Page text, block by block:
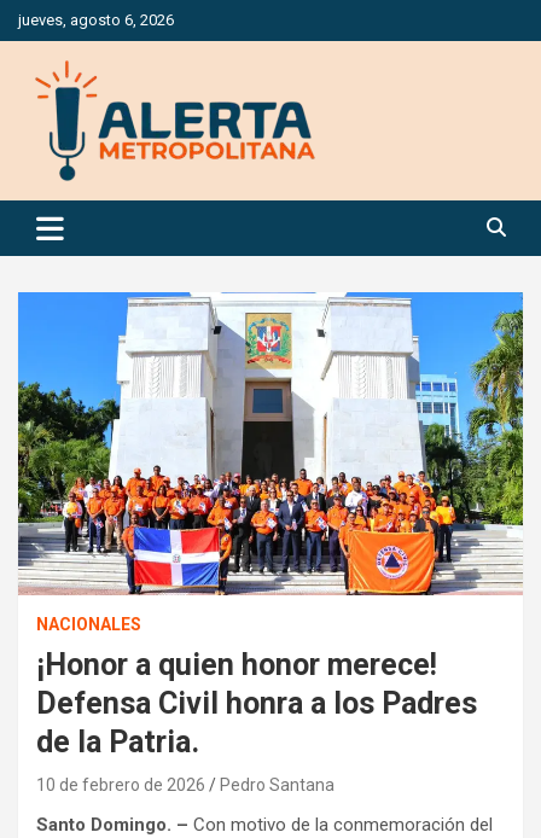
Saltar
al
contenido
jueves, agosto 6, 2026
Alerta Metropolitana
NACIONALES
¡Honor a quien honor merece!
Defensa Civil honra a los Padres
de la Patria.
10 de febrero de 2026 Pedro Santana
Santo Domingo. – Con motivo de la conmemoración del